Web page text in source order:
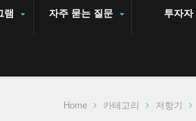
램 자주 묻는 질문 투자자
Home 카테고리 저항기